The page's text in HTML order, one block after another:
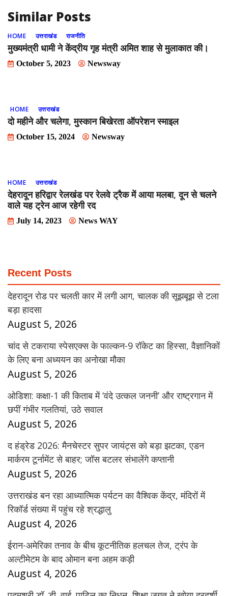
Similar Posts
HOME उत्तराखंड राजनीति
मुख्यमंत्री धामी ने केंद्रीय गृह मंत्री अमित शाह से मुलाकात की।
October 5, 2023 Newsway
HOME उत्तराखंड
दो महीने और चलेगा, मुस्कान बिखेरता ऑपरेशन स्माइल
October 15, 2024 Newsway
HOME उत्तराखंड
देहरादून हरिद्वार रेलखंड पर रेलवे ट्रैक में आया मलबा, दून से चलने
वाले यह ट्रेन आज रहेगी रद
July 14, 2023 News WAY
Recent Posts
देहरादून रोड पर चलती कार में लगी आग, चालक की सूझबूझ से टला
बड़ा हादसा
August 5, 2026
चांद से टकराया स्पेसएक्स के फाल्कन-9 रॉकेट का हिस्सा, वैज्ञानिकों
के लिए बना अध्ययन का अनोखा मौका
August 5, 2026
ओडिशा: कक्षा-1 की किताब में ‘वंदे उत्कल जननी’ और राष्ट्रगान में
छपीं गंभीर गलतियां, उठे सवाल
August 5, 2026
द हंड्रेड 2026: मैनचेस्टर सुपर जायंट्स को बड़ा झटका, एडन
मार्करम टूर्नामेंट से बाहर; जॉस बटलर संभालेंगे कप्तानी
August 5, 2026
उत्तराखंड बन रहा आध्यात्मिक पर्यटन का वैश्विक केंद्र, मंदिरों में
रिकॉर्ड संख्या में पहुंच रहे श्रद्धालु
August 4, 2026
ईरान-अमेरिका तनाव के बीच कूटनीतिक हलचल तेज, ट्रंप के
अल्टीमेटम के बाद ओमान बना अहम कड़ी
August 4, 2026